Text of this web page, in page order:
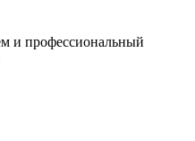
и профессиональный